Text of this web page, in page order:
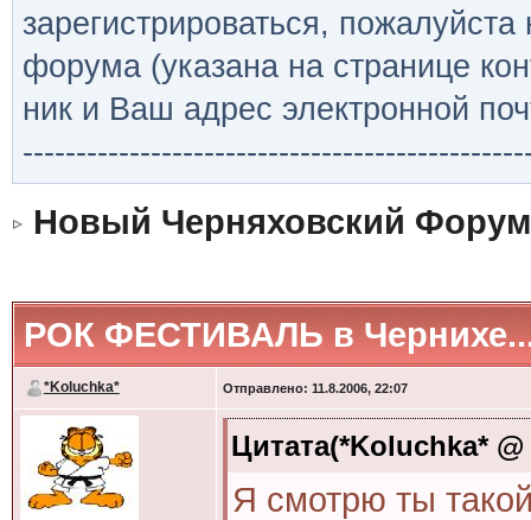
зарегистрироваться,
форума (указана на странице
ник и Ваш адрес электронной
Новый Черняховский Форум
РОК ФЕСТИВАЛЬ в
*Koluchka* Отправлено: 11.8.2006, 22:07
Цитата(*Koluchka*
Я смотрю ты